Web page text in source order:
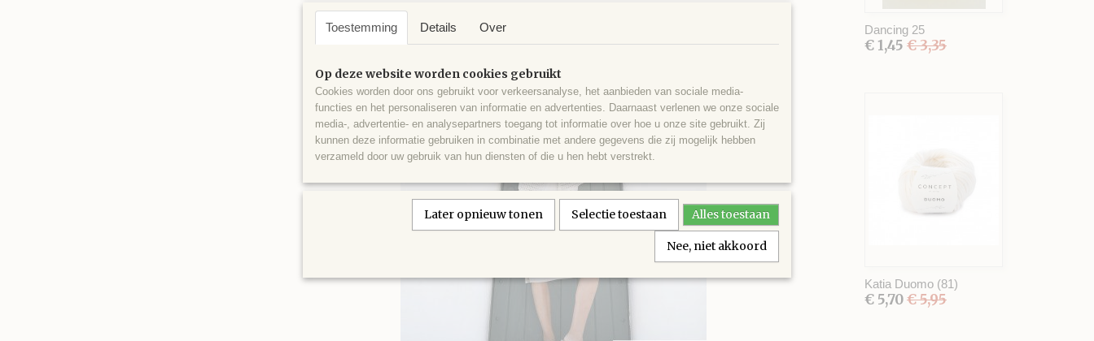
66% Viscose en 34% Katoen.
Dancing 25
€ 1,45 € 3,35
Katia Duomo (81)
€ 5,70€ 5,95
Toestemming Details Over
Op deze website worden cookies gebruikt
Cookies worden door ons gebruikt voor verkeersanalyse, het aanbieden van sociale media-
functies en het personaliseren van informatie en advertenties. Daarnaast verlenen we onze sociale
media-, advertentie- en analysepartners toegang tot informatie over hoe u onze site gebruikt. Zij
kunnen deze informatie gebruiken in combinatie met andere gegevens die zij mogelijk hebben
verzameld door uw gebruik van hun diensten of die u hen hebt verstrekt.
Later opnieuw tonen Selectie toestaan Alles toestaan
Nee, niet akkoord